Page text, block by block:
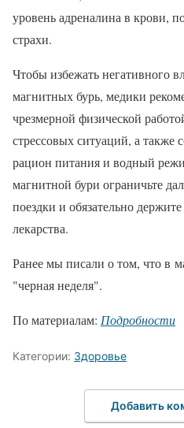
уровень адреналина в крови,
страхи.
Чтобы избежать негативного
магнитных бурь, медики
чрезмерной физической
стрессовых ситуаций, а также
рацион питания и водный
магнитной бури ограничьте
поездки и обязательно
лекарства.
Ранее мы писали о том, что в
"черная неделя".
По материалам: Подробности
Категории: Здоровье
Добавить